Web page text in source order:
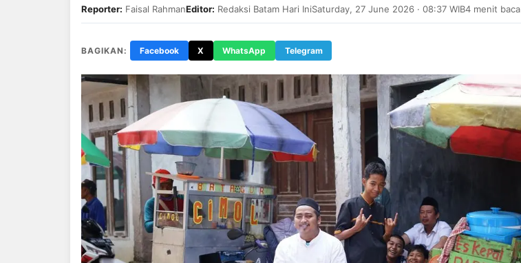
Reporter: Faisal RahmanEditor: Redaksi Batam Hari IniSaturday, 27 June 2026 · 08:37 WIB4 menit baca
BAGIKAN: Facebook X WhatsApp Telegram